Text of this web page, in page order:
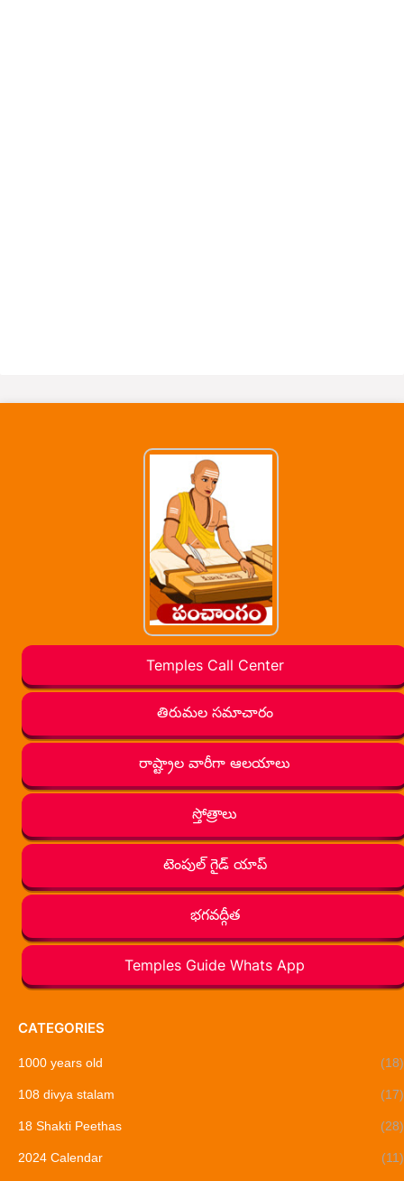
Temples Call Center
తిరుమల సమాచారం
రాష్ట్రాల వారీగా ఆలయాలు
స్తోత్రాలు
టెంపుల్ గైడ్ యాప్
భగవద్గీత
Temples Guide Whats App
CATEGORIES
1000 years old (18)
108 divya stalam (17)
18 Shakti Peethas (28)
2024 Calendar (11)